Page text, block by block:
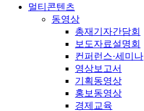
멀티콘텐츠
동영상
총재기자간담회
보도자료설명회
컨퍼런스·세미나
영상보고서
기획동영상
홍보동영상
경제교육